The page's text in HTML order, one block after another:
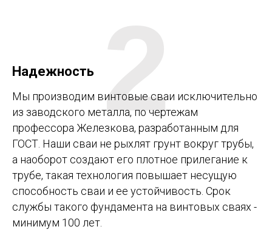
Надежность
Мы производим винтовые сваи исключительно
из заводского металла, по чертежам
профессора Железкова, разработанным для
ГОСТ. Наши сваи не рыхлят грунт вокруг трубы,
а наоборот создают его плотное прилегание к
трубе, такая технология повышает несущую
способность сваи и ее устойчивость. Срок
службы такого фундамента на винтовых сваях -
минимум 100 лет.
2